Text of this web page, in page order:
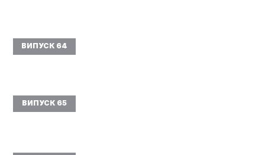
ВИПУСК 64
ВИПУСК 65